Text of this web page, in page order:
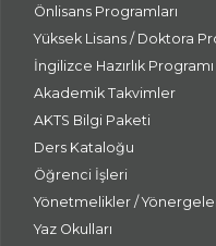
Önlisans Programları
Yüksek Lisans / Doktora
İngilizce Hazırlık Programı
Akademik Takvimler
AKTS Bilgi Paketi
Ders Kataloğu
Öğrenci İşleri
Yönetmelikler /
Yaz Okulları